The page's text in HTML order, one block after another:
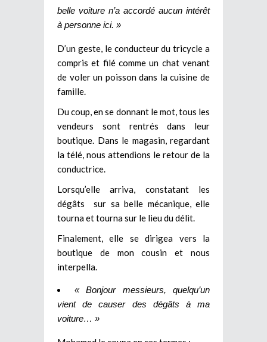
belle voiture n’a accordé aucun intérêt
à personne ici. »
D’un geste, le conducteur du tricycle a
compris et filé comme un chat venant
de voler un poisson dans la cuisine de
famille.
Du coup, en se donnant le mot, tous les
vendeurs sont rentrés dans leur
boutique. Dans le magasin, regardant
la télé, nous attendions le retour de la
conductrice.
Lorsqu’elle arriva, constatant les
dégâts sur sa belle mécanique, elle
tourna et tourna sur le lieu du délit.
Finalement, elle se dirigea vers la
boutique de mon cousin et nous
interpella.
« Bonjour messieurs, quelqu’un
vient de causer des dégâts à ma
voiture… »